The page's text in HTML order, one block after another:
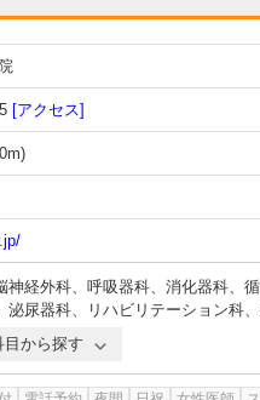
[アクセス]
)
神経外科、 呼吸器科、 消化器科、
泌尿器科、 リハビリテーション科、
から探す